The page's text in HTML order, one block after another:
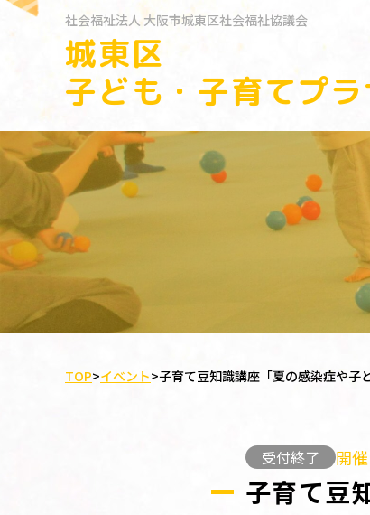
社会福祉法人大阪市城東区社会福祉協議会
城東区
子ども・子育てプ
TOP>イベント>子育て豆知識講座「夏の感染症や子
受付終了 開
子育て豆